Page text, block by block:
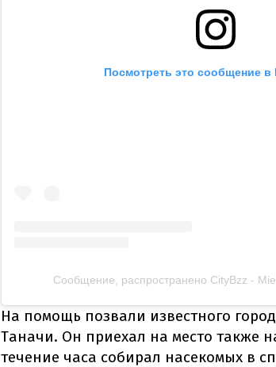
Посмотреть это сообщение в
Сообщение, распространено CityBzz -
На помощь позвали известного
Таначи. Он приехал на место также
течение часа собирал насекомых в